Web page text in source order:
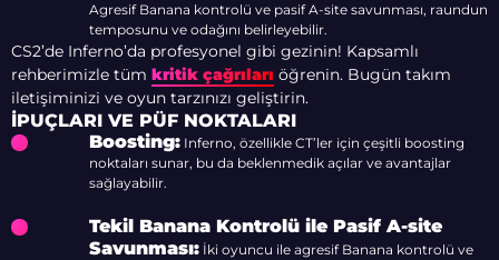
Agresif Banana kontrolü ve pasif A-site savunması, raundun
temposunu ve odağını belirleyebilir.
CS2’de Inferno’da profesyonel gibi gezinin! Kapsamlı
rehberimizle tüm kritik çağrıları öğrenin. Bugün takım
iletişiminizi ve oyun tarzınızı geliştirin.
İPUÇLARI VE PÜF NOKTALARI
Boosting: Inferno, özellikle CT’ler için çeşitli boosting
noktaları sunar, bu da beklenmedik açılar ve avantajlar
sağlayabilir.
Tekil Banana Kontrolü ile Pasif A-site
Savunması: İki oyuncu ile agresif Banana kontrolü ve